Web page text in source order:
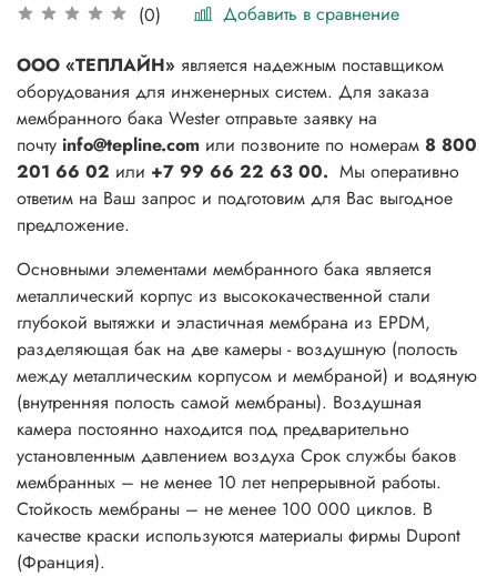
(0) Добавить в сравнение
ООО «ТЕПЛАЙН» является надежным поставщиком
оборудования для инженерных систем. Для заказа
мембранного бака Wester отправьте заявку на
почту info@tepline.com или позвоните по номерам 8 800
201 66 02 или +7 99 66 22 63 00. Мы оперативно
ответим на Ваш запрос и подготовим для Вас выгодное
предложение.
Основными элементами мембранного бака является
металлический корпус из высококачественной стали
глубокой вытяжки и эластичная мембрана из ЕPDМ,
разделяющая бак на две камеры - воздушную (полость
между металлическим корпусом и мембраной) и водяную
(внутренняя полость самой мембраны). Воздушная
камера постоянно находится под предварительно
установленным давлением воздуха Срок службы баков
мембранных – не менее 10 лет непрерывной работы.
Стойкость мембраны – не менее 100 000 циклов. В
качестве краски используются материалы фирмы Dupont
(Франция).